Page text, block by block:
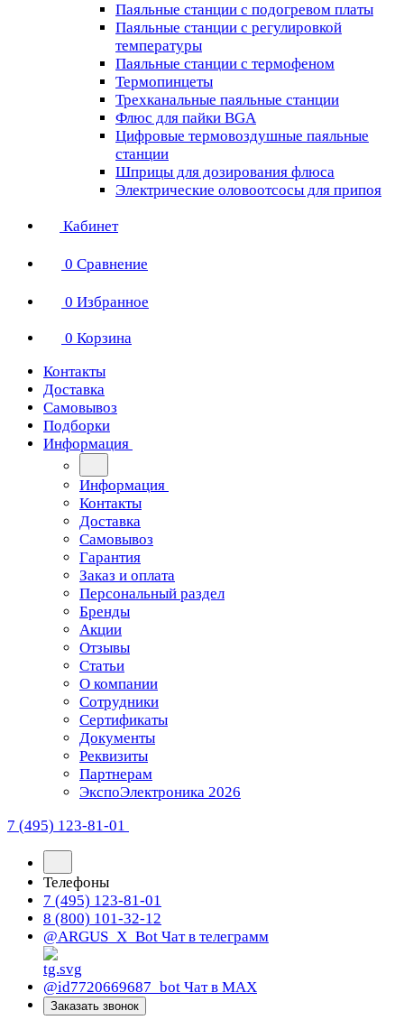
Паяльные станции с подогревом платы
Паяльные станции с регулировкой
температуры
Паяльные станции с термофеном
Термопинцеты
Трехканальные паяльные станции
Флюс для пайки BGA
Цифровые термовоздушные паяльные
станции
Шприцы для дозирования флюса
Электрические оловоотсосы для припоя
Кабинет
0 Сравнение
0 Избранное
0 Корзина
Контакты
Доставка
Самовывоз
Подборки
Информация
Информация
Контакты
Доставка
Самовывоз
Гарантия
Заказ и оплата
Персональный раздел
Бренды
Акции
Отзывы
Статьи
О компании
Сотрудники
Сертификаты
Документы
Реквизиты
Партнерам
ЭкспоЭлектроника 2026
7 (495) 123-81-01
Телефоны
7 (495) 123-81-01
8 (800) 101-32-12
@ARGUS_X_Bot Чат в телеграмм
@id7720669687_bot Чат в МАХ
Заказать звонок